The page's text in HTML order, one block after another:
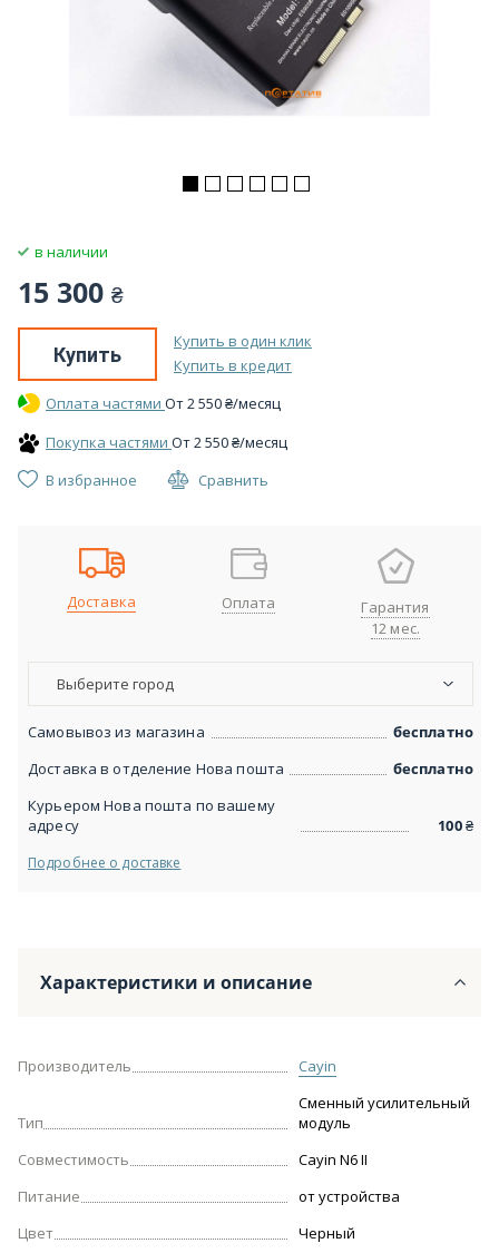
в наличии
15 300 ₴
Купить
Купить в один клик
Купить в кредит
Оплата частями От2 550₴/месяц
Покупка частями От2 550₴/месяц
В избранное
Сравнить
Доставка Оплата
Гарантия
12 мес.
Выберите город
Самовывоз из магазина
бесплатно
Доставка в отделение Нова пошта
бесплатно
Курьером Нова пошта по вашему
адресу
100₴
Подробнее о доставке
Характеристики и описание
Производитель Cayin
Тип
Сменный усилительный
модуль
Совместимость
Cayin N6 II
Питание
от устройства
Цвет
Черный